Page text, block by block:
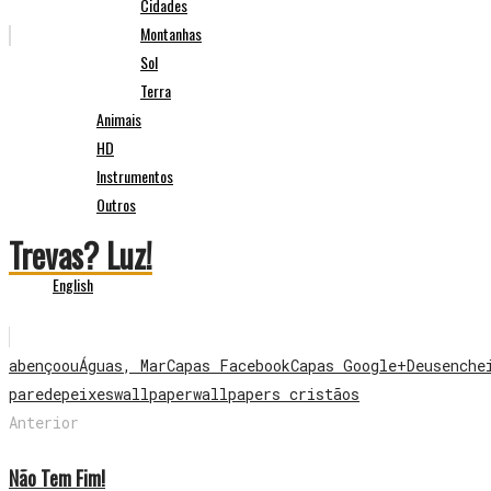
Cidades
Montanhas
Sol
Terra
Animais
HD
Instrumentos
Outros
English
Trevas? Luz!
abençoouÁguas, MarCapas FacebookCapas Google+Deus
paredepeixeswallpaperwallpapers cristãos
Anterior
Não Tem Fim!